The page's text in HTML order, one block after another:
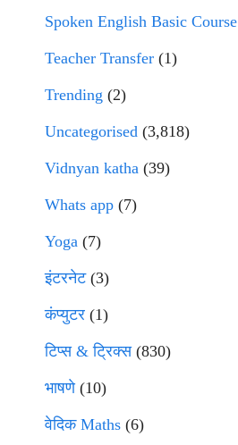
Spoken English Basic Course
Teacher Transfer (1)
Trending (2)
Uncategorised (3,818)
Vidnyan katha (39)
Whats app (7)
Yoga (7)
इंटरनेट(3)
कंप्युटर (1)
टिप्स & ट्रिक्स(830)
भाषणे(10)
वेदिक Maths (6)